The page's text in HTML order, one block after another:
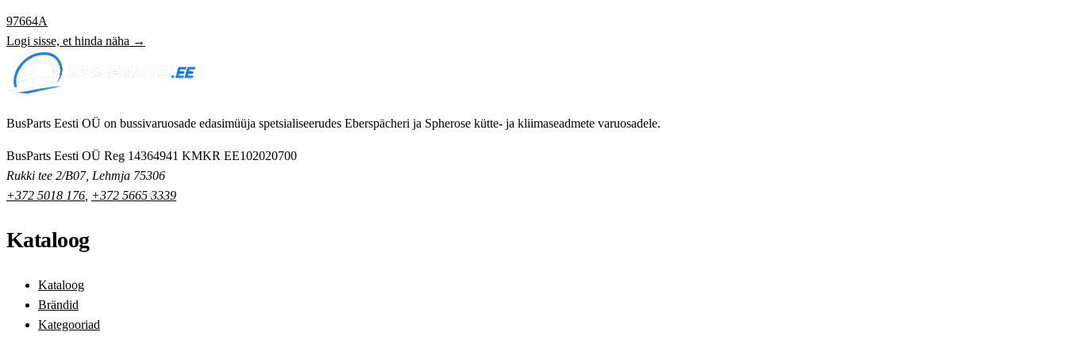
97664A
Logi sisse, et hinda näha →
BusParts Eesti OÜ on bussivaruosade edasimüüja spetsialiseerudes Eberspächeri ja Spherose kütte- ja kliimaseadmete varuosadele.
BusParts Eesti OÜ Reg 14364941 KMKR EE102020700
Rukki tee 2/B07, Lehmja 75306
+372 5018 176 +372 5665 3339
Kataloog
Kataloog
Brändid
Kategooriad